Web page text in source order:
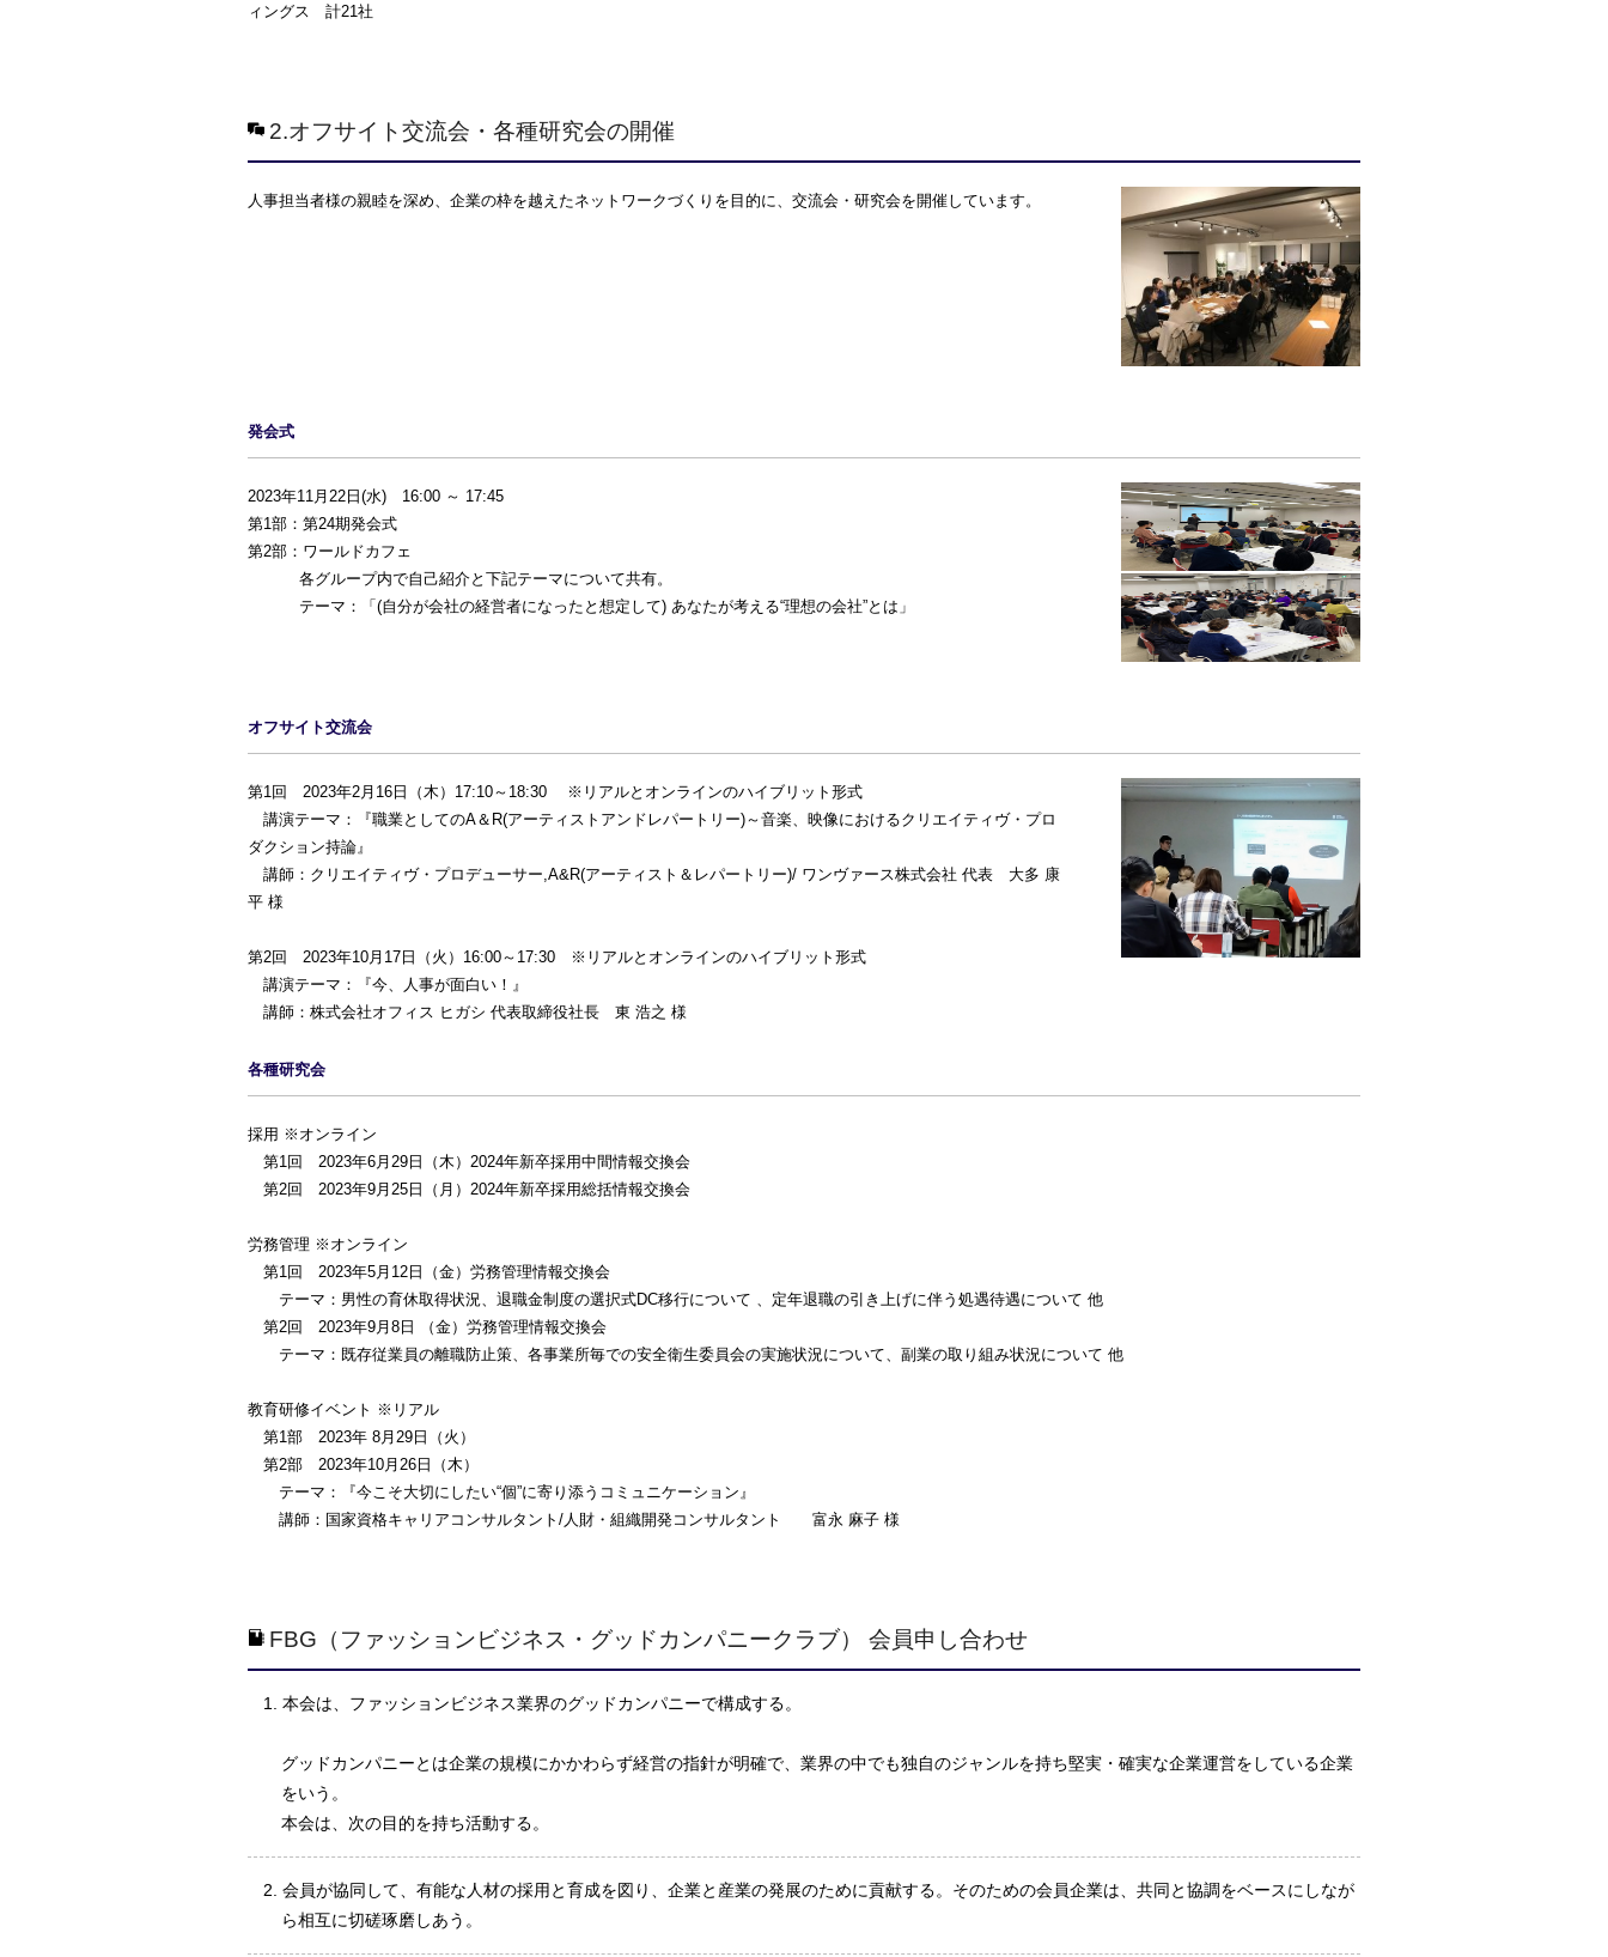
ィングス 計21社
2.オフサイト交流会・各種研究会の開催
人事担当者様の親睦を深め、企業の枠を越えたネットワークづくりを目的に、交流会・研究会を開催しています。
発会式
2023年11月22日(水) 16:00 ～ 17:45
第1部：第24期発会式
第2部：ワールドカフェ
各グループ内で自己紹介と下記テーマについて共有。
テーマ：「(自分が会社の経営者になったと想定して) あなたが考える“理想の会社”とは」
オフサイト交流会
第1回 2023年2月16日（木）17:10～18:30 ※リアルとオンラインのハイブリット形式
講演テーマ：『職業としてのA＆R(アーティストアンドレパートリー)～音楽、映像におけるクリエイティヴ・プロ
ダクション持論』
講師：クリエイティヴ・プロデューサー,A&R(アーティスト＆レパートリー)/ ワンヴァース株式会社 代表 大多 康
平 様
第2回 2023年10月17日（火）16:00～17:30 ※リアルとオンラインのハイブリット形式
講演テーマ：『今、人事が面白い！』
講師：株式会社オフィス ヒガシ 代表取締役社長 東 浩之 様
各種研究会
採用 ※オンライン
第1回 2023年6月29日（木）2024年新卒採用中間情報交換会
第2回 2023年9月25日（月）2024年新卒採用総括情報交換会
労務管理 ※オンライン
第1回 2023年5月12日（金）労務管理情報交換会
テーマ：男性の育休取得状況、退職金制度の選択式DC移行について 、定年退職の引き上げに伴う処遇待遇について 他
第2回 2023年9月8日 （金）労務管理情報交換会
テーマ：既存従業員の離職防止策、各事業所毎での安全衛生委員会の実施状況について、副業の取り組み状況について 他
教育研修イベント ※リアル
第1部 2023年 8月29日（火）
第2部 2023年10月26日（木）
テーマ：『今こそ大切にしたい“個”に寄り添うコミュニケーション』
講師：国家資格キャリアコンサルタント/人財・組織開発コンサルタント 富永 麻子 様
FBG（ファッションビジネス・グッドカンパニークラブ） 会員申し合わせ
本会は、ファッションビジネス業界のグッドカンパニーで構成する。
グッドカンパニーとは企業の規模にかかわらず経営の指針が明確で、業界の中でも独自のジャンルを持ち堅実・確実な企業運営をしている企業
をいう。
本会は、次の目的を持ち活動する。
会員が協同して、有能な人材の採用と育成を図り、企業と産業の発展のために貢献する。そのための会員企業は、共同と協調をベースにしなが
ら相互に切磋琢磨しあう。